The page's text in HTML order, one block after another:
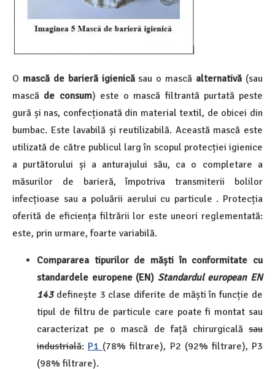
O mască de barieră igienică sau o mască alternativă (sau
mască de consum) este o mască filtrantă purtată peste
gură și nas, confecționată din material textil, de obicei din
bumbac. Este lavabilă și reutilizabilă. Această mască este
utilizată de către publicul larg în scopul protecției igienice
a purtătorului și a anturajului său, ca o completare a
măsurilor de barieră, împotriva transmiterii bolilor
infecțioase sau a poluării aerului cu particule . Protecția
oferită de eficiența filtrării lor este uneori reglementată:
este, prin urmare, foarte variabilă.
Compararea tipurilor de măști în conformitate cu
standardele europene (EN) Standardul european EN
143 definește 3 clase diferite de măști în funcție de
tipul de filtru de particule care poate fi montat sau
caracterizat pe o mască de față chirurgicală sau
industrială: P1 (78% filtrare), P2 (92% filtrare), P3
(98% filtrare).